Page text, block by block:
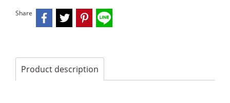
Share
Product description